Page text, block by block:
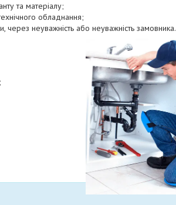
та матеріалу;
обладнання;
неуважність або неуважність замовника.